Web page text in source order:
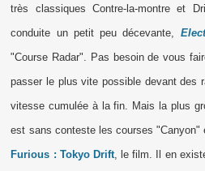
très classiques Contre-la-montre et
conduite un petit peu décevante,
"Course Radar". Pas besoin de vous
passer le plus vite possible devant des
vitesse cumulée à la fin. Mais la plus
est sans conteste les courses "Canyon"
Furious : Tokyo Drift, le film. Il en